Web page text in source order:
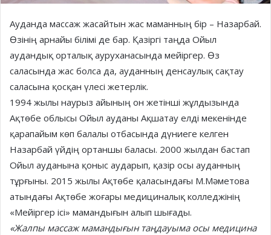
Ауданда массаж жасайтын жас маманның бір – Назарбай.
Өзінің арнайы білімі де бар. Қазіргі таңда Ойыл
аудандық орталық ауруханасында мейіргер. Өз
саласында жас болса да, ауданның денсаулық сақтау
саласына қосқан үлесі жетерлік.
1994 жылы наурыз айының он жетінші жұлдызында
Ақтөбе облысы Ойыл ауданы Ақшатау елді мекенінде
қарапайым көп балалы отбасында дүниеге келген
Назарбай үйдің ортаншы баласы. 2000 жылдан бастап
Ойыл ауданына қоныс аударып, қазір осы ауданның
тұрғыны. 2015 жылы Ақтөбе қаласындағы М.Мәметова
атындағы Ақтөбе жоғары медициналық колледжінің
«Мейіргер ісі» мамандығын алып шығады.
«Жалпы массаж мамандығын таңдауыма осы медицина